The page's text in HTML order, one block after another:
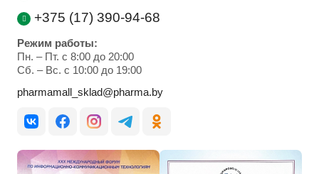
+375 (17) 390-94-68
Режим работы:
Пн. – Пт. с 8:00 до 20:00
Cб. – Вс. с 10:00 до 19:00
pharmamall_sklad@pharma.by